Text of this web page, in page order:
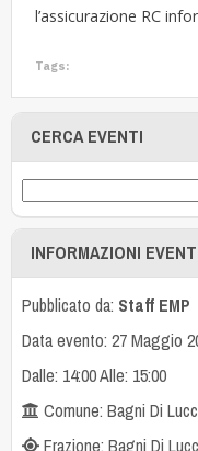
l’assicurazione RC
Tags:
CERCA EVENTI
INFORMAZIONI
Pubblicato da: Staff EMP
Data evento: 27 Maggio
Dalle: 14:00 Alle: 15:00
Comune: Bagni Di
Frazione: Bagni Di